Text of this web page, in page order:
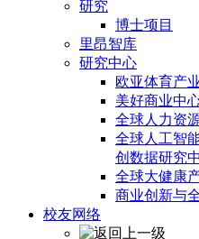
研究
博士项目
里昂智库
研究中心
欧亚体育产
美好商业中
全球人力资
全球人工智
创数据研究中
全球大健康
商业创新与
校友网络